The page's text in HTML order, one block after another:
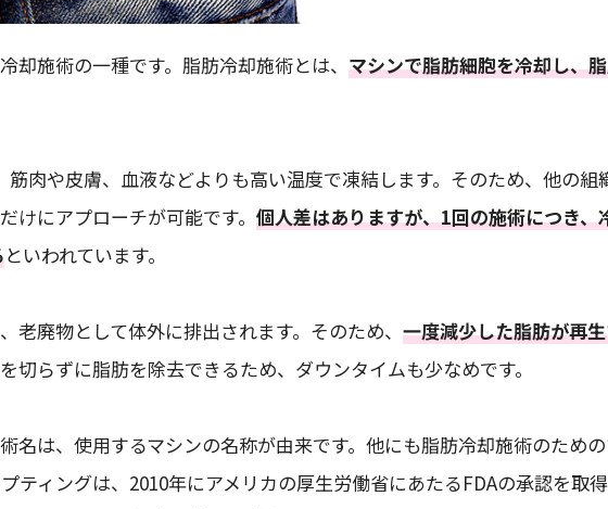
却施術の一種です。脂肪冷却施術とは、 マシンで脂肪細胞を冷却し、
肉や皮膚、血液などよりも高い温度で凍結します。そのため、他の組
けにアプローチが可能です。 個人差はありますが、1回の施術につき、
といわれています。
老廃物として体外に排出されます。そのため、 一度減少した脂肪が再
切らずに脂肪を除去できるため、ダウンタイムも少なめです。
名は、使用するマシンの名称が由来です。他にも脂肪冷却施術のため
ティングは、2010年にアメリカの厚生労働省にあたるFDAの承認を取得